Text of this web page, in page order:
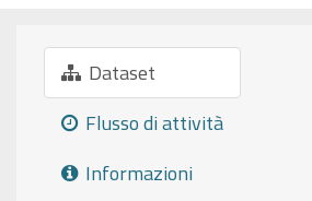
Dataset
Flusso di attività
Informazioni